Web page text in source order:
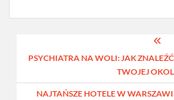
wpisu
PSYCHIATRA NA WOLI: JAK
TWOJEJ
NAJTAŃSZE HOTELE W